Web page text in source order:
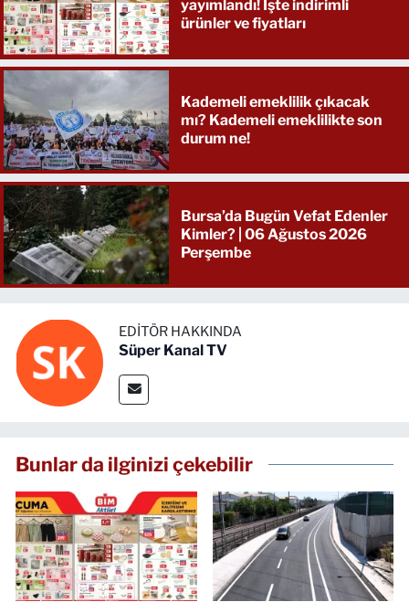
yayımlandı! İşte indirimli
ürünler ve fiyatları
Kademeli emeklilik çıkacak
mı? Kademeli emeklilikte son
durum ne!
Bursa’da Bugün Vefat Edenler
Kimler? | 06 Ağustos 2026
Perşembe
EDITÖR HAKKINDA
Süper Kanal TV
Bunlar da ilginizi çekebilir